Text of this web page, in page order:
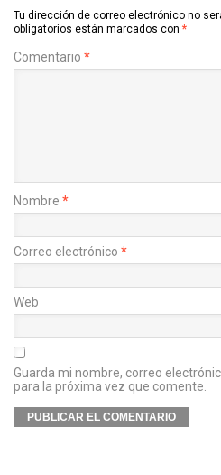
Tu dirección de correo electrónico no
obligatorios están marcados con *
Comentario *
Nombre *
Correo electrónico *
Web
Guarda mi nombre, correo
para la próxima vez que comente.